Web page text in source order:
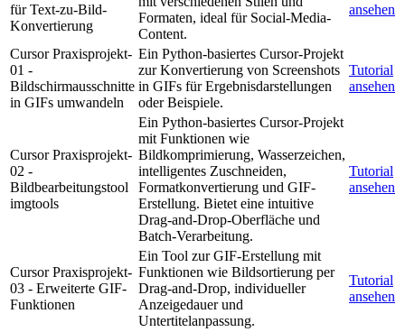
für Text-zu-Bild-
Konvertierung
Formaten, ideal für Social-Media-
Content.
ansehen
Cursor Praxisprojekt-
01 -
Bildschirmausschnitte
in GIFs umwandeln
Ein Python-basiertes Cursor-Projekt
zur Konvertierung von Screenshots
in GIFs für Ergebnisdarstellungen
oder Beispiele.
Tutorial
ansehen
Cursor Praxisprojekt-
02 -
Bildbearbeitungstool
imgtools
Ein Python-basiertes Cursor-Projekt
mit Funktionen wie
Bildkomprimierung, Wasserzeichen,
intelligentes Zuschneiden,
Formatkonvertierung und GIF-
Erstellung. Bietet eine intuitive
Drag-and-Drop-Oberfläche und
Batch-Verarbeitung.
Tutorial
ansehen
Cursor Praxisprojekt-
03 - Erweiterte GIF-
Funktionen
Ein Tool zur GIF-Erstellung mit
Funktionen wie Bildsortierung per
Drag-and-Drop, individueller
Anzeigedauer und
Untertitelanpassung.
Tutorial
ansehen